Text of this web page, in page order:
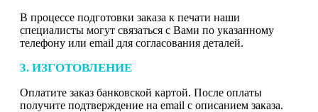
В процессе подготовки заказа к печати наши
специалисты могут связаться с Вами по указанному
телефону или email для согласования деталей.
3. ИЗГОТОВЛЕНИЕ
Оплатите заказ банковской картой. После оплаты
получите подтверждение на email с описанием заказа.